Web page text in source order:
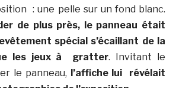
: une pelle sur un fond blanc.
de plus près, le panneau était
spécial s’écaillant de la
les jeux à gratter. Invitant le
le panneau,
l’affiche lui révélait